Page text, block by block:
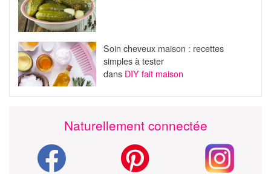
Soin cheveux maison : recettes
simples à tester
dans DIY fait maison
Naturellement connectée